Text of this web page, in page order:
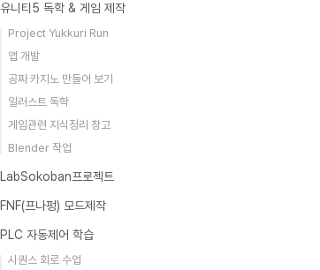
유니티5 독학 & 게임 제작
Project Yukkuri Run
앱 개발
공짜 카지노 만들어 보기
일러스트 독학
게임관련 지식정리 창고
Blender 작업
LabSokoban프로젝트
FNF(프나펑) 모드제작
PLC 자동제어 학습
시퀀스 회로 수업